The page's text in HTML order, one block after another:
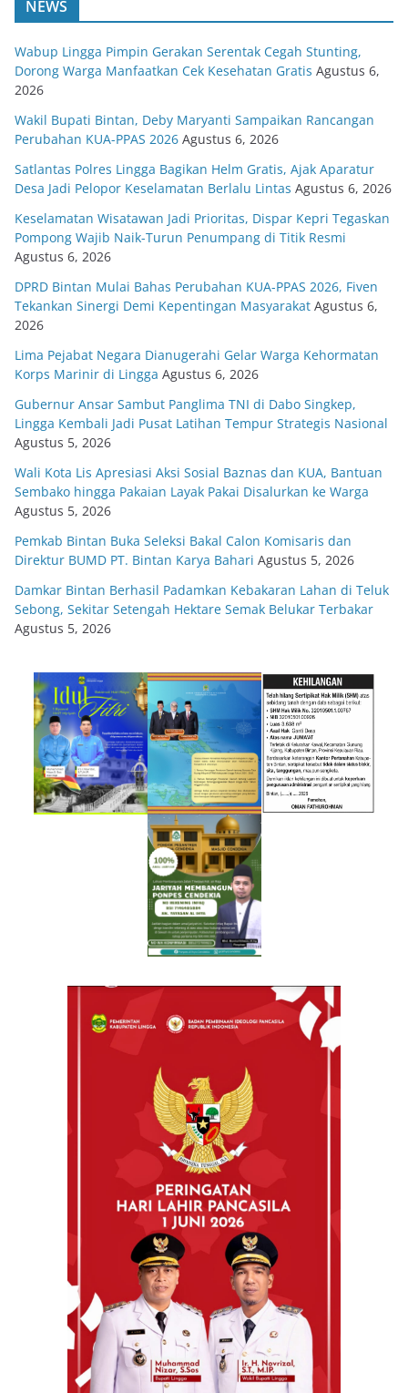
NEWS
Wabup Lingga Pimpin Gerakan Serentak Cegah Stunting,
Dorong Warga Manfaatkan Cek Kesehatan Gratis Agustus 6,
2026
Wakil Bupati Bintan, Deby Maryanti Sampaikan Rancangan
Perubahan KUA-PPAS 2026 Agustus 6, 2026
Satlantas Polres Lingga Bagikan Helm Gratis, Ajak Aparatur
Desa Jadi Pelopor Keselamatan Berlalu Lintas Agustus 6, 2026
Keselamatan Wisatawan Jadi Prioritas, Dispar Kepri Tegaskan
Pompong Wajib Naik-Turun Penumpang di Titik Resmi
Agustus 6, 2026
DPRD Bintan Mulai Bahas Perubahan KUA-PPAS 2026, Fiven
Tekankan Sinergi Demi Kepentingan Masyarakat Agustus 6,
2026
Lima Pejabat Negara Dianugerahi Gelar Warga Kehormatan
Korps Marinir di Lingga Agustus 6, 2026
Gubernur Ansar Sambut Panglima TNI di Dabo Singkep,
Lingga Kembali Jadi Pusat Latihan Tempur Strategis Nasional
Agustus 5, 2026
Wali Kota Lis Apresiasi Aksi Sosial Baznas dan KUA, Bantuan
Sembako hingga Pakaian Layak Pakai Disalurkan ke Warga
Agustus 5, 2026
Pemkab Bintan Buka Seleksi Bakal Calon Komisaris dan
Direktur BUMD PT. Bintan Karya Bahari Agustus 5, 2026
Damkar Bintan Berhasil Padamkan Kebakaran Lahan di Teluk
Sebong, Sekitar Setengah Hektare Semak Belukar Terbakar
Agustus 5, 2026